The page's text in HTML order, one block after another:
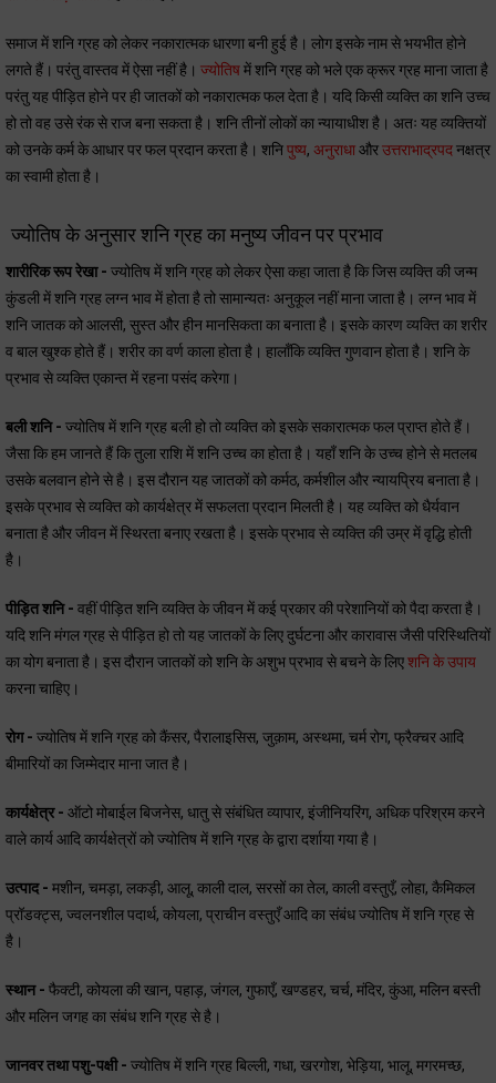
समाज में शनि ग्रह को लेकर नकारात्मक धारणा बनी हुई है। लोग इसके नाम से भयभीत होने
लगते हैं। परंतु वास्तव में ऐसा नहीं है। ज्योतिषमें शनि ग्रह को भले एक क्रूर ग्रह माना जाता है
परंतु यह पीड़ित होने पर ही जातकों को नकारात्मक फल देता है। यदि किसी व्यक्ति का शनि उच्च
हो तो वह उसे रंक से राज बना सकता है। शनि तीनों लोकों का न्यायाधीश है। अतः यह व्यक्तियों
को उनके कर्म के आधार पर फल प्रदान करता है। शनिपुष्य, अनुराधाऔरउत्तराभाद्रपदनक्षत्र
का स्वामी होता है।
ज्योतिष के अनुसार शनि ग्रह का मनुष्य जीवन पर प्रभाव
शारीरिक रूप रेखा - ज्योतिष में शनि ग्रह को लेकर ऐसा कहा जाता है कि जिस व्यक्ति की जन्म
कुंडली में शनि ग्रह लग्न भाव में होता है तो सामान्यतः अनुकूल नहीं माना जाता है। लग्न भाव में
शनि जातक को आलसी, सुस्त और हीन मानसिकता का बनाता है। इसके कारण व्यक्ति का शरीर
व बाल खुश्क होते हैं। शरीर का वर्ण काला होता है। हालाँकि व्यक्ति गुणवान होता है। शनि के
प्रभाव से व्यक्ति एकान्त में रहना पसंद करेगा।
बली शनि - ज्योतिष में शनि ग्रह बली हो तो व्यक्ति को इसके सकारात्मक फल प्राप्त होते हैं।
जैसा कि हम जानते हैं कि तुला राशि में शनि उच्च का होता है। यहाँ शनि के उच्च होने से मतलब
उसके बलवान होने से है। इस दौरान यह जातकों को कर्मठ, कर्मशील और न्यायप्रिय बनाता है।
इसके प्रभाव से व्यक्ति को कार्यक्षेत्र में सफलता प्रदान मिलती है। यह व्यक्ति को धैर्यवान
बनाता है और जीवन में स्थिरता बनाए रखता है। इसके प्रभाव से व्यक्ति की उम्र में वृद्धि होती
है।
पीड़ित शनि - वहीं पीड़ित शनि व्यक्ति के जीवन में कई प्रकार की परेशानियों को पैदा करता है।
यदि शनि मंगल ग्रह से पीड़ित हो तो यह जातकों के लिए दुर्घटना और कारावास जैसी परिस्थितियों
का योग बनाता है। इस दौरान जातकों को शनि के अशुभ प्रभाव से बचने के लिएशनि के उपाय
करना चाहिए।
रोग - ज्योतिष में शनि ग्रह को कैंसर, पैरालाइसिस, जुक़ाम, अस्थमा, चर्म रोग, फ्रैक्चर आदि
बीमारियों का जिम्मेदार माना जात है।
कार्यक्षेत्र - ऑटो मोबाईल बिजनेस, धातु से संबंधित व्यापार, इंजीनियरिंग, अधिक परिश्रम करने
वाले कार्य आदि कार्यक्षेत्रों को ज्योतिष में शनि ग्रह के द्वारा दर्शाया गया है।
उत्पाद - मशीन, चमड़ा, लकड़ी, आलू, काली दाल, सरसों का तेल, काली वस्तुएँ, लोहा, कैमिकल
प्रॉडक्ट्स, ज्वलनशील पदार्थ, कोयला, प्राचीन वस्तुएँ आदि का संबंध ज्योतिष में शनि ग्रह से
है।
स्थान - फैक्टी, कोयला की खान, पहाड़, जंगल, गुफाएँ, खण्डहर, चर्च, मंदिर, कुंआ, मलिन बस्ती
और मलिन जगह का संबंध शनि ग्रह से है।
जानवर तथा पशु-पक्षी - ज्योतिष में शनि ग्रह बिल्ली, गधा, खरगोश, भेड़िया, भालू, मगरमच्छ,